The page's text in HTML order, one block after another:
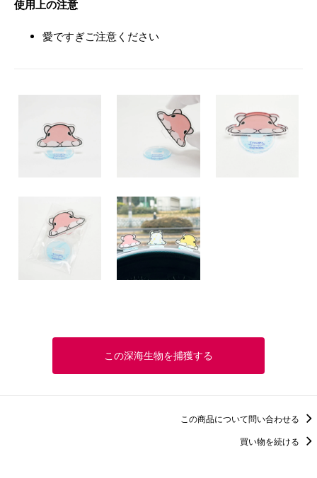
使用上の注意
愛ですぎご注意ください
この深海生物を捕獲する
この商品について問い合わせる
買い物を続ける